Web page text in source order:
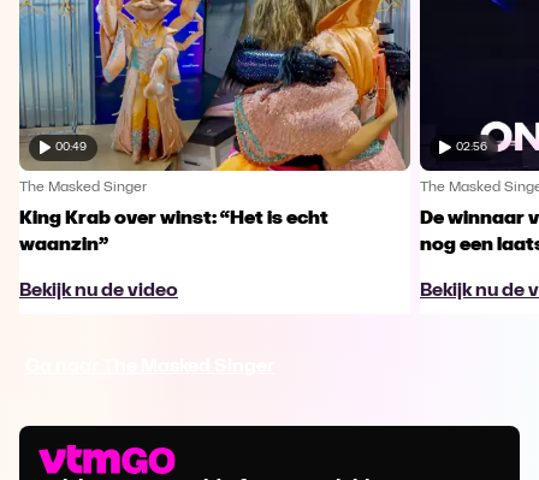
00:49
The Masked Singer
King Krab over winst: “Het is echt
waanzin”
Bekijk nu de video
02:56
The Masked
De winnaar
nog een
Bekijk nu de